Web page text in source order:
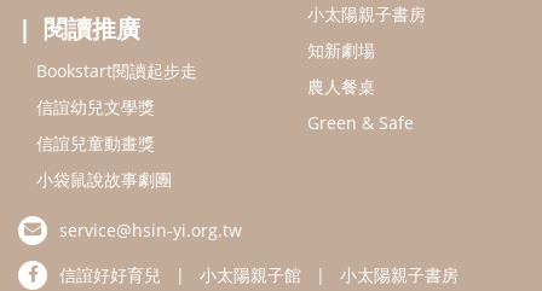
閱讀推廣
Bookstart閱讀起步走
信誼幼兒文學獎
信誼兒童動畫獎
小袋鼠說故事劇團
小太陽親子書房
知新劇場
農人餐桌
Green & Safe
service@hsin-yi.org.tw
信誼好好育兒
小太陽親子館
小太陽親子書房